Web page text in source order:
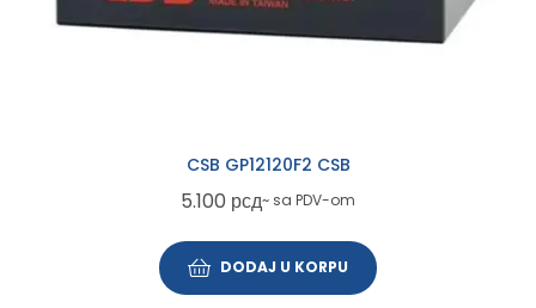
CSB GP12120F2 CSB
5.100 рсд~ sa PDV-om
DODAJ U KORPU